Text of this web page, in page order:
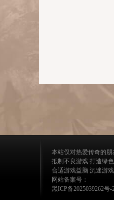
本站仅对热爱传奇的
抵制不良游戏 打造绿
合适游戏益脑 沉迷游
网站备案号：
黑ICP备2025039262号-